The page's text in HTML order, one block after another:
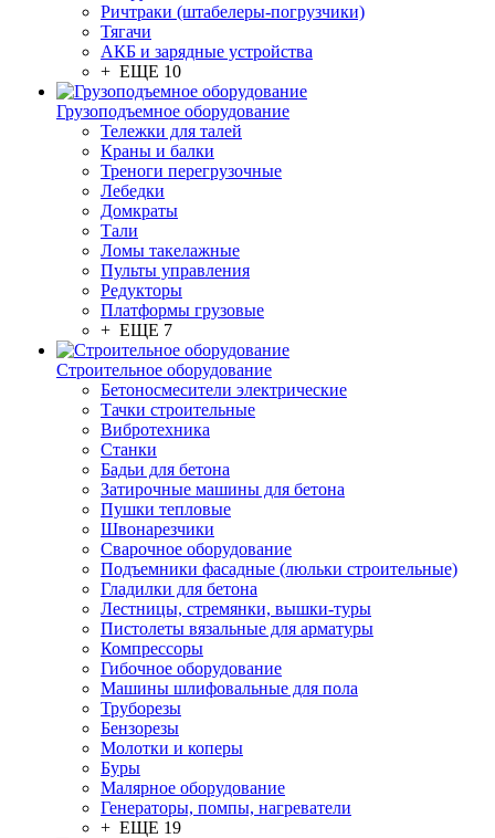
Ричтраки (штабелеры-погрузчики)
Тягачи
АКБ и зарядные устройства
+ ЕЩЕ 10
Грузоподъемное оборудование
Тележки для талей
Краны и балки
Треноги перегрузочные
Лебедки
Домкраты
Тали
Ломы такелажные
Пульты управления
Редукторы
Платформы грузовые
+ ЕЩЕ 7
Строительное оборудование
Бетоносмесители электрические
Тачки строительные
Вибротехника
Станки
Бадьи для бетона
Затирочные машины для бетона
Пушки тепловые
Швонарезчики
Сварочное оборудование
Подъемники фасадные (люльки строительные)
Гладилки для бетона
Лестницы, стремянки, вышки-туры
Пистолеты вязальные для арматуры
Компрессоры
Гибочное оборудование
Машины шлифовальные для пола
Труборезы
Бензорезы
Молотки и коперы
Буры
Малярное оборудование
Генераторы, помпы, нагреватели
+ ЕЩЕ 19